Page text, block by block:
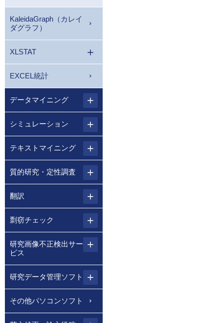
KaleidaGraph（カレイ
ダグラフ）
XLSTAT
EXCEL統計
データマイニング
シミュレーション
テキストマイニング
質的研究・定性調査
翻訳
剽窃チェック
研究画像不正検出サー
ビス
研究データ管理ソフト
その他パソコンソフト